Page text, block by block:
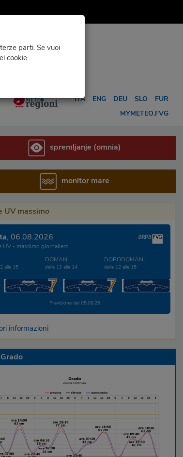
parti. Se vuoi
cookie.
ITA ENG DEU SLO
FUR
MYMETEO.FVG
spremljanje (omnia)
monitor mare
UV massimo
, 06.08.2026
UV - massimo giornaliero
alle 15
DOMANI
dalle 12 alle 14
7
DOPODOMANI
dalle 12 alle 15
7
Previsione del 05.08.26
informazioni